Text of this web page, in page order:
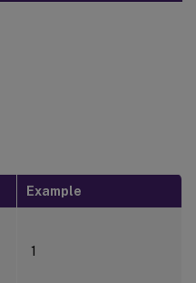
Example
1